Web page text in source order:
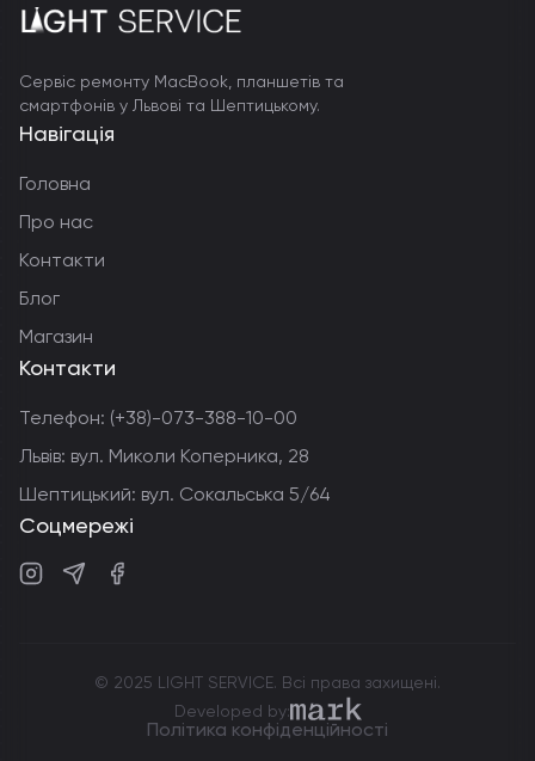
Сервіс ремонту MacBook, планшетів та
смартфонів у Львові та Шептицькому.
Навігація
Головна
Про нас
Контакти
Блог
Магазин
Контакти
Телефон: (+38)-073-388-10-00
Львів: вул. Миколи Коперника, 28
Шептицький: вул. Сокальська 5/64
Соцмережі
© 2025 LIGHT SERVICE. Всі права захищені.
Developed by:markdev.agency
Політика конфіденційності